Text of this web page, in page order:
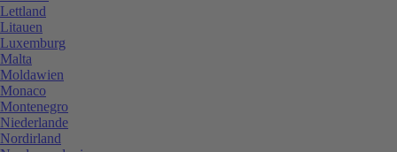
Lettland
Litauen
Luxemburg
Malta
Moldawien
Monaco
Montenegro
Niederlande
Nordirland